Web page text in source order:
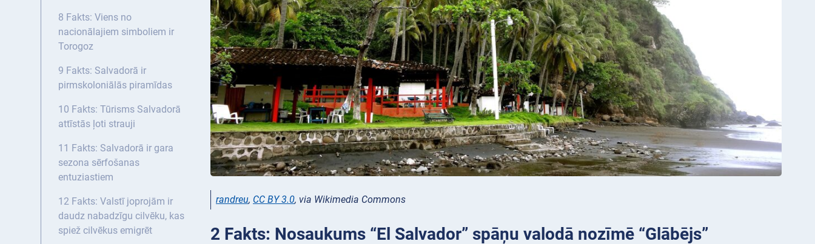
8 Fakts: Viens no
nacionālajiem simboliem ir
Torogoz
9 Fakts: Salvadorā ir
pirmskoloniālās piramīdas
10 Fakts: Tūrisms Salvadorā
attīstās ļoti strauji
11 Fakts: Salvadorā ir gara
sezona sērfošanas
entuziastiem
12 Fakts: Valstī joprojām ir
daudz nabadzīgu cilvēku, kas
spiež cilvēkus emigrēt
randreu, CC BY 3.0, via Wikimedia Commons
2 Fakts: Nosaukums “El Salvador” spāņu valodā nozīmē “Glābējs”